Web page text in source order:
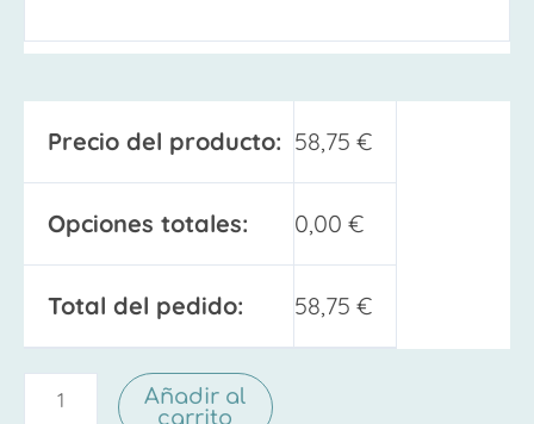
Precio del producto: 58,75 €
Opciones totales: 0,00 €
Total del pedido: 58,75 €
Añadir al
carrito